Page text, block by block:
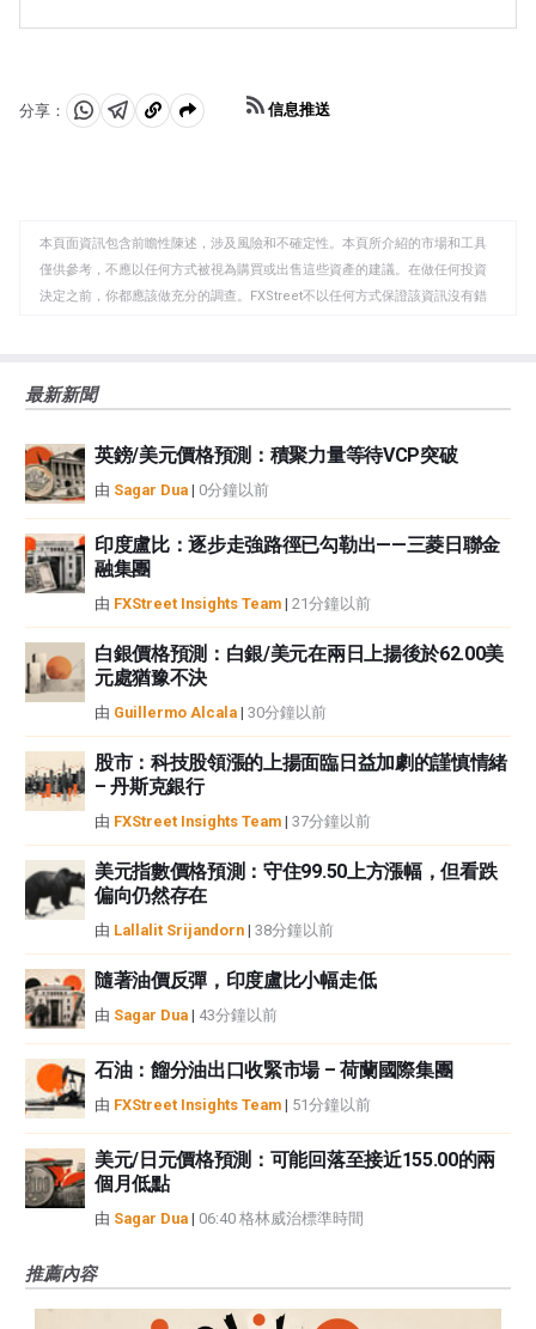
元(JPY)和瑞士法郎(CHF)。美元，因為它是世界儲備貨
到對日本政府債券需求增加的影響，因為日本國內投資者
持有的國債比例很高，即使在危機時期，他們也不太可能
分享：
分 分 複
板
信息推送
本頁面資訊包含前瞻性陳述，涉及風險和不確定性。本頁所介紹的市場和工具
僅供參考，不應以任何方式被視為購買或出售這些資產的建議。在做任何投資
決定之前，你都應該做充分的調查。FXStreet不以任何方式保證該資訊沒有錯
觀點，並不代表FXStreet或其廣告商的官方政策或立場。作者不對本頁連結的
如果文章正文中沒有明確提到，在撰寫本文時，作者在本文中提到的任何股票
中都沒有頭寸，也沒有與文中提到的任何公司有業務關係。除了FXStreet，作
者沒有收到撰寫這篇文章的報酬。
FXStreet和作者不提供個性化的建議。作者對該資訊的準確性、完整性或適用
性不作任何陳述。FXStreet和作者將不承擔任何錯誤，遺漏或任何損失，傷害
或損害由此資訊及其顯示或使用引起的。錯誤和遺漏除外。本文作者和
FXStreet並非註冊投資顧問，本文內容無意提供任何投資建議。
最新新聞
英鎊/美元價格預測：積聚力量等待VCP突破
由 Sagar Dua | 0分鐘以前
印度盧比：逐步走強路徑已勾勒出——三菱日聯金
融集團
由 FXStreet Insights Team | 21分鐘以前
白銀價格預測：白銀/美元在兩日上揚後於62.00美
元處猶豫不決
由 Guillermo Alcala | 30分鐘以前
股市：科技股領漲的上揚面臨日益加劇的謹慎情緒
– 丹斯克銀行
由 FXStreet Insights Team | 37分鐘以前
美元指數價格預測：守住99.50上方漲幅，但看跌
偏向仍然存在
由 Lallalit Srijandorn | 38分鐘以前
隨著油價反彈，印度盧比小幅走低
由 Sagar Dua | 43分鐘以前
石油：餾分油出口收緊市場 – 荷蘭國際集團
由 FXStreet Insights Team | 51分鐘以前
美元/日元價格預測：可能回落至接近155.00的兩
個月低點
由 Sagar Dua | 06:40 格林威治標準時間
推薦內容